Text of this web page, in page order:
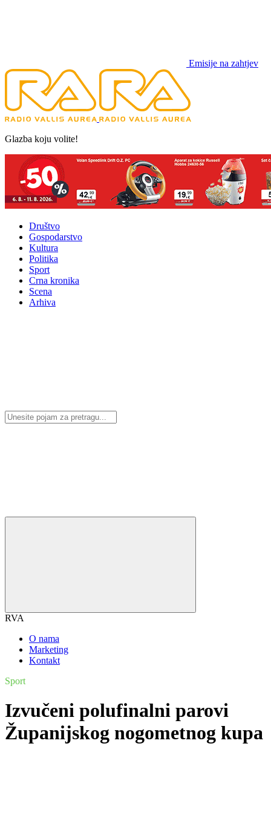
Emisije na zahtjev
Glazba koju volite!
Društvo
Gospodarstvo
Kultura
Politika
Sport
Crna kronika
Scena
Arhiva
RVA
O nama
Marketing
Kontakt
Sport
Izvučeni polufinalni parovi
Županijskog nogometnog kupa